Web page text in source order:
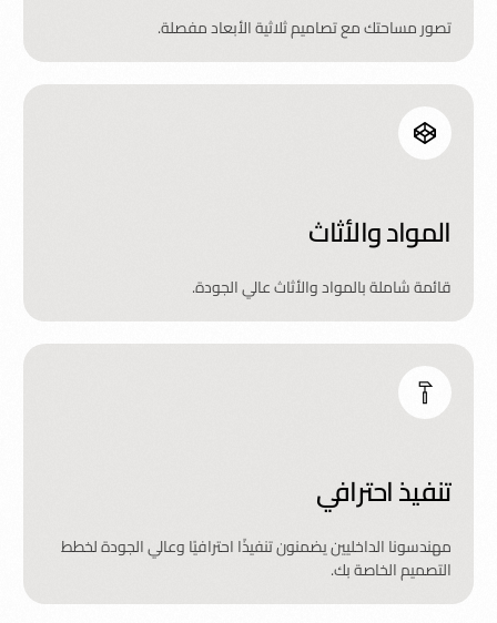
تصور مساحتك مع تصاميم ثلاثية الأبعاد مفصلة.
المواد والأثاث
قائمة شاملة بالمواد والأثاث عالي الجودة.
تنفيذ احترافي
مهندسونا الداخليين يضمنون تنفيذًا احترافيًا وعالي الجودة لخطط
التصميم الخاصة بك.